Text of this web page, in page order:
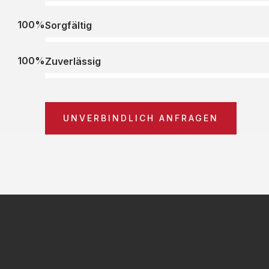
Sorgfältig
100%
Zuverlässig
100%
UNVERBINDLICH ANFRAGEN